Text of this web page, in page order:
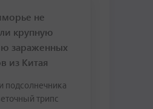
не
крупную
зараженных
из Китая
подсолнечника
трипс